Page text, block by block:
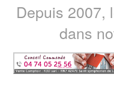
Depuis 2007,
dans